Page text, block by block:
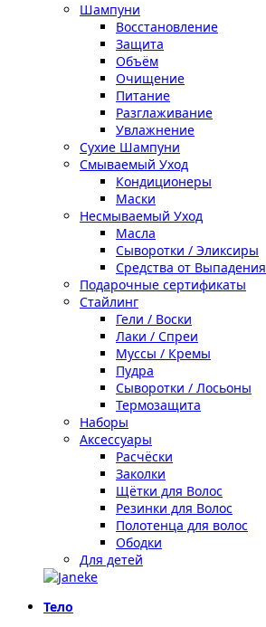
Шампуни
Восстановление
Защита
Объём
Очищение
Питание
Разглаживание
Увлажнение
Сухие Шампуни
Смываемый Уход
Кондиционеры
Маски
Несмываемый Уход
Масла
Сыворотки / Эликсиры
Средства от Выпадения
Подарочные сертификаты
Стайлинг
Гели / Воски
Лаки / Спреи
Муссы / Кремы
Пудра
Сыворотки / Лосьоны
Термозащита
Наборы
Аксессуары
Расчёски
Заколки
Щётки для Волос
Резинки для Волос
Полотенца для волос
Ободки
Для детей
Тело